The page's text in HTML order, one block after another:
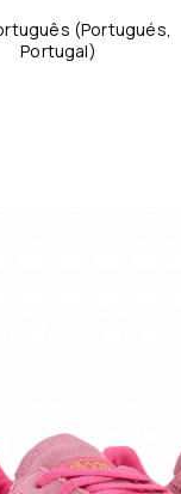
(Portugués,
Portugal)